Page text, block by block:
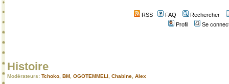
RSS FAQ
Rechercher
Profil
Se
Histoire
Modérateurs: Tchoko BM OGOTEMMELI Chabine Alex